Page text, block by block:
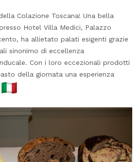
Colazione Toscana! Una bella
Hotel Villa Medici, Palazzo
ha allietato palati esigenti grazie
sinonimo di eccellenza
Con i loro eccezionali prodotti
della giornata una esperienza